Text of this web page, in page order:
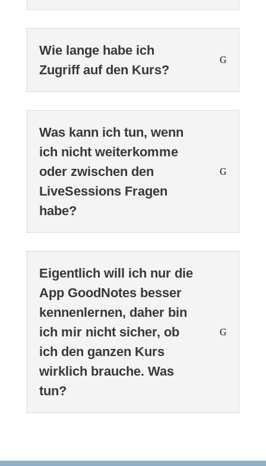
Wie lange habe ich
Zugriff auf den Kurs?
Was kann ich tun, wenn
ich nicht weiterkomme
oder zwischen den
LiveSessions Fragen
habe?
Eigentlich will ich nur die
App GoodNotes besser
kennenlernen, daher bin
ich mir nicht sicher, ob
ich den ganzen Kurs
wirklich brauche. Was
tun?